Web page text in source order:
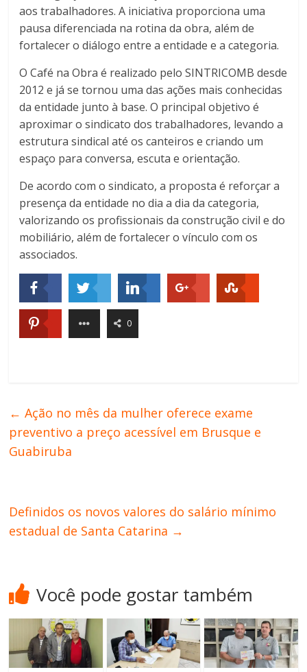
aos trabalhadores. A iniciativa proporciona uma
pausa diferenciada na rotina da obra, além de
fortalecer o diálogo entre a entidade e a categoria.
O Café na Obra é realizado pelo SINTRICOMB desde
2012 e já se tornou uma das ações mais conhecidas
da entidade junto à base. O principal objetivo é
aproximar o sindicato dos trabalhadores, levando a
estrutura sindical até os canteiros e criando um
espaço para conversa, escuta e orientação.
De acordo com o sindicato, a proposta é reforçar a
presença da entidade no dia a dia da categoria,
valorizando os profissionais da construção civil e do
mobiliário, além de fortalecer o vínculo com os
associados.
0
← Ação no mês da mulher oferece exame
preventivo a preço acessível em Brusque e
Guabiruba
Definidos os novos valores do salário mínimo
estadual de Santa Catarina →
Você pode gostar também